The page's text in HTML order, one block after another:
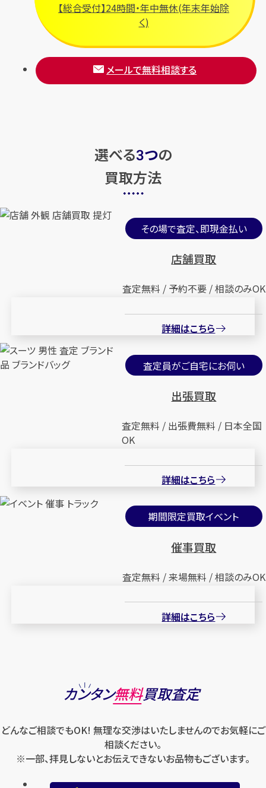
【総合受付】24時間・年中無休(年末年始除
く)
メールで無料相談する
選べる3つの
買取方法
その場で査定、即現金払い
店舗買取
査定無料 / 予約不要 / 相談のみOK
詳細はこちら
査定員がご自宅にお伺い
出張買取
査定無料 / 出張費無料 / 日本全国
OK
詳細はこちら
期間限定買取イベント
催事買取
査定無料 / 来場無料 / 相談のみOK
詳細はこちら
カンタン無料買取査定
どんなご相談でもOK! 無理な交渉はいたしませんのでお気軽にご
相談ください。
※一部、拝見しないとお伝えできないお品物もございます。